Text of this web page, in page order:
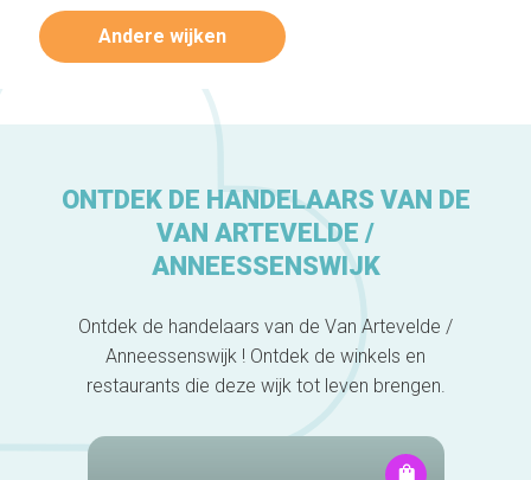
Andere wijken
ONTDEK DE HANDELAARS VAN DE
VAN ARTEVELDE /
ANNEESSENSWIJK
Ontdek de handelaars van de Van Artevelde /
Anneessenswijk ! Ontdek de winkels en
restaurants die deze wijk tot leven brengen.